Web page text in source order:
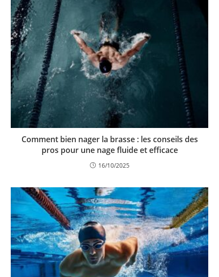
Comment bien nager la brasse : les conseils des
pros pour une nage fluide et efficace
16/10/2025